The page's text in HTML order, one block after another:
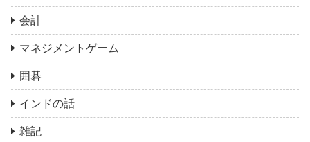
会計
マネジメントゲーム
囲碁
インドの話
雑記